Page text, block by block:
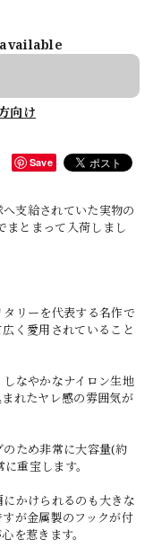
向け
Save
支給されていた実物の
まとまって入荷しまし
リーを代表する名作で
く愛用されていること
なやかなナイロン生地
れたヤレ感の雰囲気が
ため非常に大容量(約
重宝します。
かけられるのも大きな
が金属製のフックが付
を惹きます。